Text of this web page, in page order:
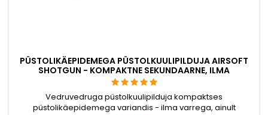
PÜSTOLIKÄEPIDEMEGA PÜSTOLKUULIPILDUJA AIRSOFT
SHOTGUN - KOMPAKTNE SEKUNDAARNE, ILMA
VARRUKATA
Vedruvedruga püstolkuulipilduja kompaktses
püstolikäepidemega variandis - ilma varrega, ainult